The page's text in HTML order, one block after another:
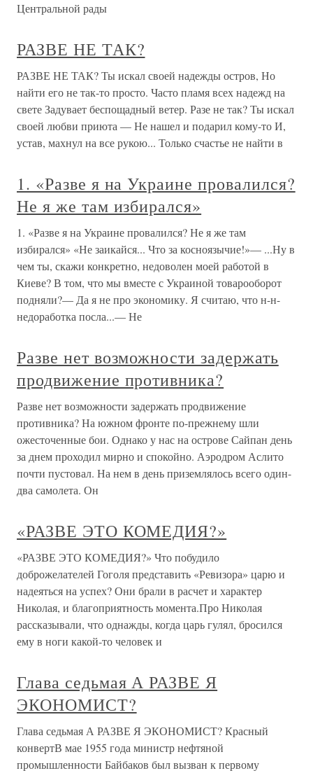
Центральной рады
РАЗВЕ НЕ ТАК?
РАЗВЕ НЕ ТАК? Ты искал своей надежды остров, Но
найти его не так-то просто. Часто пламя всех надежд на
свете Задувает беспощадный ветер. Разе не так? Ты искал
своей любви приюта — Не нашел и подарил кому-то И,
устав, махнул на все рукою... Только счастье не найти в
1. «Разве я на Украине провалился?
Не я же там избирался»
1. «Разве я на Украине провалился? Не я же там
избирался» «Не заикайся... Что за косноязычие!»— ...Ну в
чем ты, скажи конкретно, недоволен моей работой в
Киеве? В том, что мы вместе с Украиной товарооборот
подняли?— Да я не про экономику. Я считаю, что н-н-
недоработка посла...— Не
Разве нет возможности задержать
продвижение противника?
Разве нет возможности задержать продвижение
противника? На южном фронте по-прежнему шли
ожесточенные бои. Однако у нас на острове Сайпан день
за днем проходил мирно и спокойно. Аэродром Аслито
почти пустовал. На нем в день приземлялось всего один-
два самолета. Он
«РАЗВЕ ЭТО КОМЕДИЯ?»
«РАЗВЕ ЭТО КОМЕДИЯ?» Что побудило
доброжелателей Гоголя представить «Ревизора» царю и
надеяться на успех? Они брали в расчет и характер
Николая, и благоприятность момента.Про Николая
рассказывали, что однажды, когда царь гулял, бросился
ему в ноги какой-то человек и
Глава седьмая А РАЗВЕ Я
ЭКОНОМИСТ?
Глава седьмая А РАЗВЕ Я ЭКОНОМИСТ? Красный
конвертВ мае 1955 года министр нефтяной
промышленности Байбаков был вызван к первому